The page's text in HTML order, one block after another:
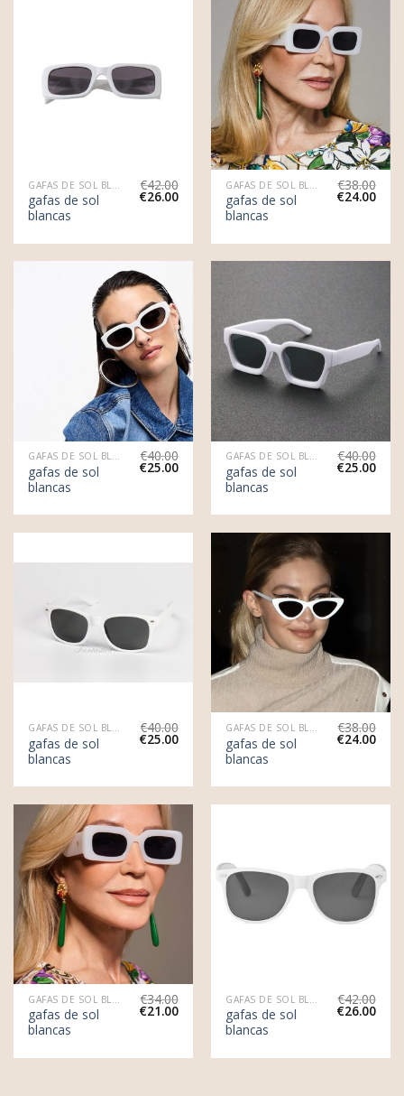
gafas de sol
blancas
€42.00
€26.00
gafas de sol
blancas
€38.00
€24.00
GAFAS DE SOL BLANCAS
gafas de sol
blancas
€40.00
€25.00
GAFAS DE SOL BLANCAS
gafas de sol
blancas
€40.00
€25.00
GAFAS DE SOL BLANCAS
gafas de sol
blancas
€40.00
€25.00
GAFAS DE SOL BLANCAS
gafas de sol
blancas
€38.00
€24.00
gafas de sol
blancas
€34.00
€21.00
gafas de sol
blancas
€42.00
€26.00